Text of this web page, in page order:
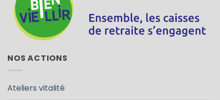
NOS ACTIONS
Ateliers vitalité